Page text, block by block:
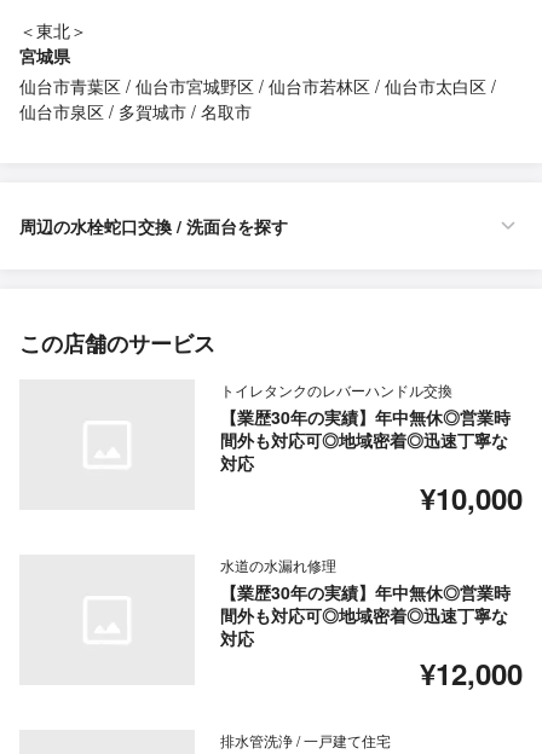
＜東北＞
宮城県
仙台市青葉区 仙台市宮城野区 仙台市若林区 仙台市太白区
仙台市泉区
多賀城市 名取市
周辺の水栓蛇口交換 / 洗面台を探す
この店舗のサービス
トイレタンクのレバーハンドル交換
【業歴30年の実績】年中無休◎営業時
間外も対応可◎地域密着◎迅速丁寧な
対応
¥10,000
水道の水漏れ修理
【業歴30年の実績】年中無休◎営業時
間外も対応可◎地域密着◎迅速丁寧な
対応
¥12,000
排水管洗浄 / 一戸建て住宅